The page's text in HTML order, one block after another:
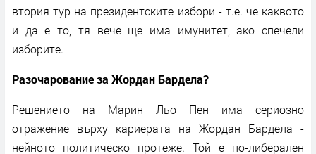
втория тур на президентските избори - т.е. че каквото
и да е то, тя вече ще има имунитет, ако спечели
изборите.
Разочарование за Жордан Бардела?
Решението на Марин Льо Пен има сериозно
отражение върху кариерата на Жордан Бардела -
нейното политическо протеже. Той е по-либерален